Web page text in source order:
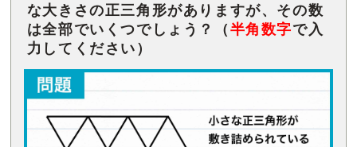
な大きさの正三角形がありますが、その数
は全部でいくつでしょう？（ 半角数字で入
力してください）